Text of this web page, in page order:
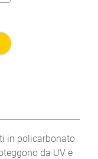
in policarbonato
da UV e